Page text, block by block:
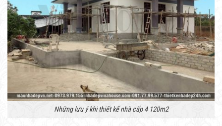
Những lưu ý khi thiết kế nhà cấp 4 120m2